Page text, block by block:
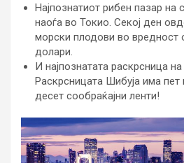
Најпознатиот рибен пазар на
наоѓа во Токио. Секој ден
морски плодови во вредност
долари.
И најпознатата раскрсница
Раскрсницата Шибуја има
десет сообраќајни ленти!